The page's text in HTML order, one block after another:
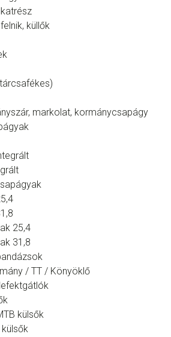
küllők
markolat, kormánycsapágy
25,4
31,8
/ TT / Könyöklő
külsők